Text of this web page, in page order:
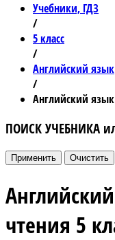
Учебники, ГДЗ
/
5 класс
/
Английский язык
/
Английский
ПОИСК УЧЕБНИКА
чтения 5